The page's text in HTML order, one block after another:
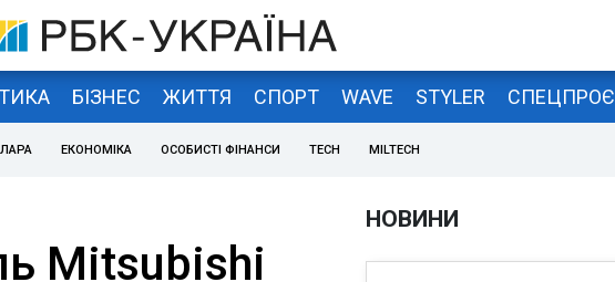
БІЗНЕС ЖИТТЯ СПОРТ WAVE STYLER
ЕКОНОМІКА ОСОБИСТІ ФІНАНСИ TECH MILTECH
Mitsubishi
НОВИНИ